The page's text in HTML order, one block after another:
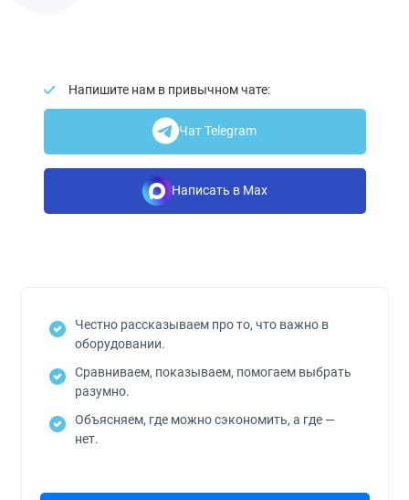
Напишите нам в привычном чате:
Чат Telegram
Написать в Max
Честно рассказываем про то, что важно в
оборудовании.
Сравниваем, показываем, помогаем выбрать
разумно.
Объясняем, где можно сэкономить, а где —
нет.